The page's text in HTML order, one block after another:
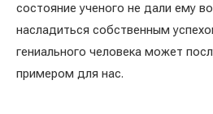
состояние ученого не дали ему
насладиться собственным
гениального человека может
примером для нас.